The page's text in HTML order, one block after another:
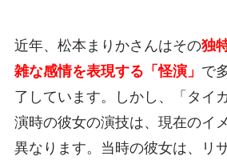
近年、松本まりかさんはその独
雑な感情を表現する「怪演」 で
了しています。しかし、「タイ
演時の彼女の演技は、現在のイ
異なります。当時の彼女は、リ